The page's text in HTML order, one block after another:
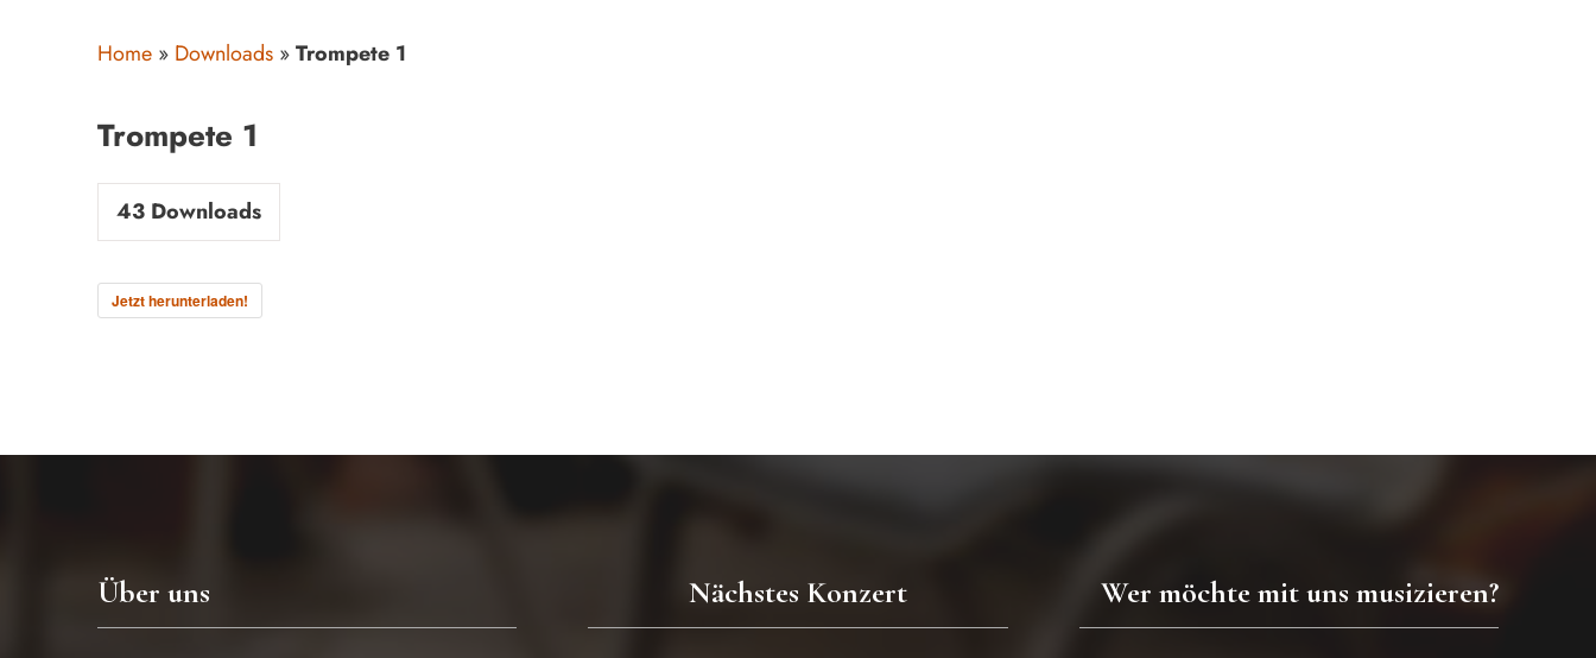
Home » Downloads »Trompete 1
Trompete 1
43 Downloads
Jetzt herunterladen!
Über uns Nächstes Konzert Wer möchte mit uns musizieren?